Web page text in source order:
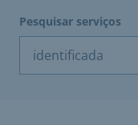
Pesquisar serviços